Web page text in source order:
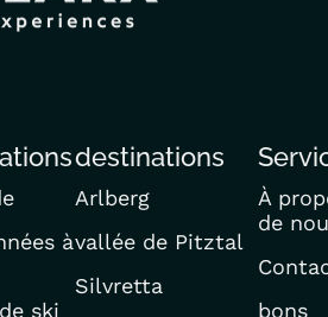
à
ski
destinations
Arlberg
vallée de Pitztal
Silvretta
À
de
bons